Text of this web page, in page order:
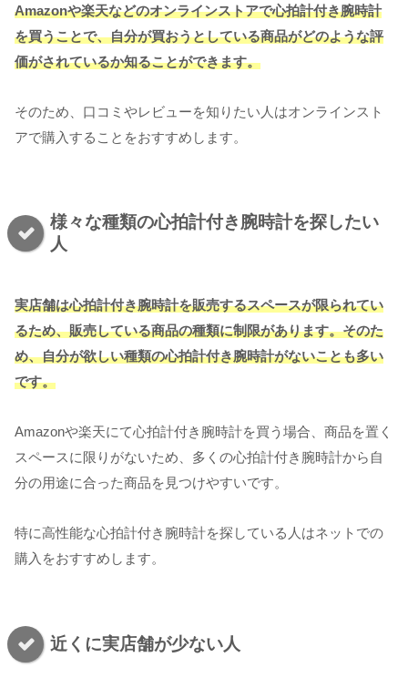
Amazonや楽天などのオンラインストアで心拍計付き腕時計
を買うことで、自分が買おうとしている商品がどのような評
価がされているか知ることができます。
そのため、口コミやレビューを知りたい人はオンラインスト
アで購入することをおすすめします。
様々な種類の心拍計付き腕時計を探したい
人
実店舗は心拍計付き腕時計を販売するスペースが限られてい
るため、販売している商品の種類に制限があります。そのた
め、自分が欲しい種類の心拍計付き腕時計がないことも多い
です。
Amazonや楽天にて心拍計付き腕時計を買う場合、商品を置く
スペースに限りがないため、多くの心拍計付き腕時計から自
分の用途に合った商品を見つけやすいです。
特に高性能な心拍計付き腕時計を探している人はネットでの
購入をおすすめします。
近くに実店舗が少ない人